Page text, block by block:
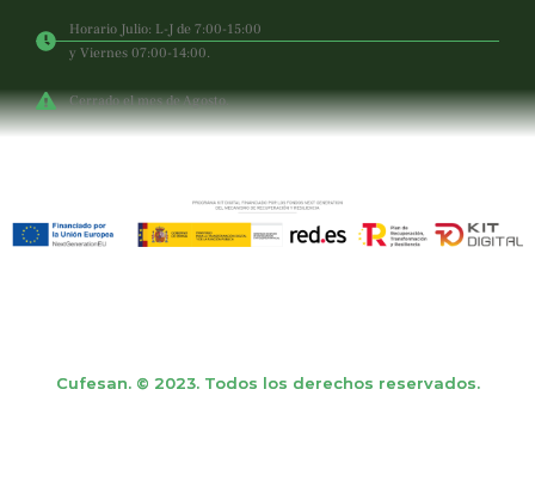
Horario Julio: L-J de 7:00-15:00
y Viernes 07:00-14:00.
Cerrado el mes de Agosto.
Cufesan. © 2023. Todos los derechos reservados.